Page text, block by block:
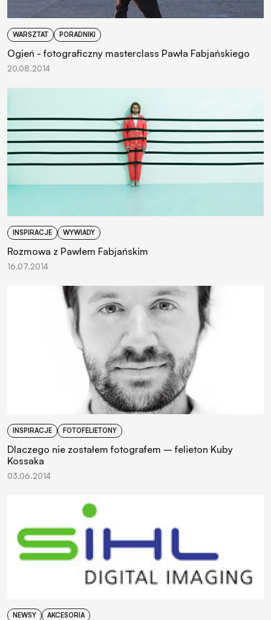
WARSZTAT PORADNIKI
Ogień - fotograficzny masterclass Pawła Fabjańskiego
20.08.2014
INSPIRACJE WYWIADY
Rozmowa z Pawłem Fabjańskim
16.07.2014
INSPIRACJE FOTOFELIETONY
Dlaczego nie zostałem fotografem – felieton Kuby
Kossaka
03.06.2014
NEWSY AKCESORIA